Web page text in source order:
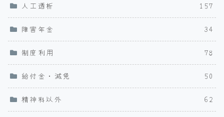
人工透析 157
障害年金 34
制度利用 78
給付金・減免 50
精神科以外 62